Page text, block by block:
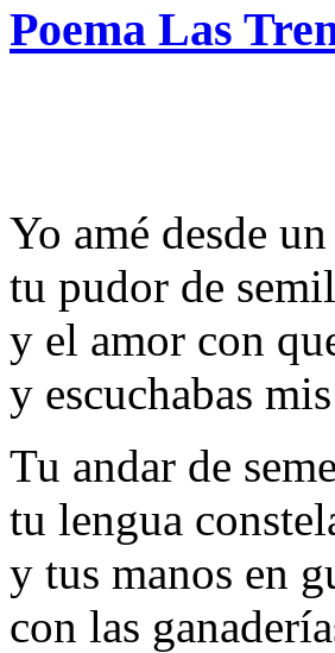
Poema Las
Yo amé desde
tu pudor de
y el amor con
y escuchabas
Tu andar de
tu lengua
y tus manos en
con las